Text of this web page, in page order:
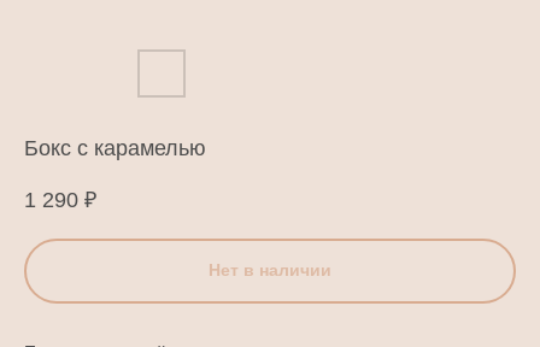
Бокс с карамелью
1 290 ₽
Нет в наличии